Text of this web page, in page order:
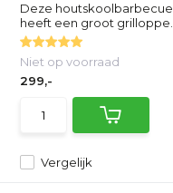
Deze houtskoolbarbecue
heeft een groot grilloppe...
Vergelijk
Niet op voorraad
299,-